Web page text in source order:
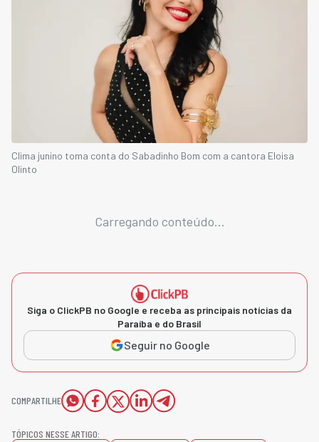
Clima junino toma conta do Sabadinho Bom com a cantora Eloisa
Olinto
Carregando conteúdo...
Siga o ClickPB no Google e receba as principais notícias da
Paraíba e do Brasil
Seguir no Google
COMPARTILHE
TÓPICOS NESSE ARTIGO: